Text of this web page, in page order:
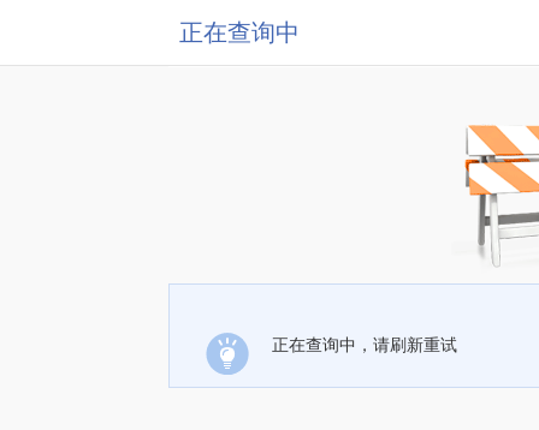
正在查询中
正在查询中，请刷新重试